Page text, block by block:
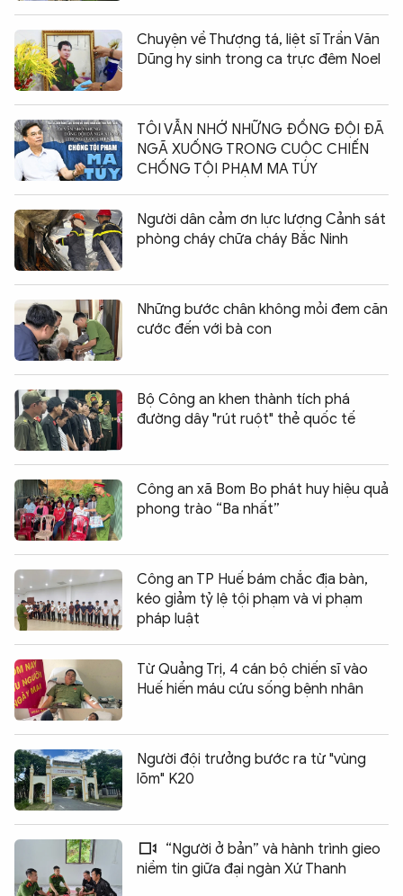
Chuyện về Thượng tá, liệt sĩ Trần Văn
Dũng hy sinh trong ca trực đêm Noel
TÔI VẪN NHỚ NHỮNG ĐỒNG ĐỘI ĐÃ
NGÃ XUỐNG TRONG CUỘC CHIẾN
CHỐNG TỘI PHẠM MA TÚY
Người dân cảm ơn lực lượng Cảnh sát
phòng cháy chữa cháy Bắc Ninh
Những bước chân không mỏi đem căn
cước đến với bà con
Bộ Công an khen thành tích phá
đường dây "rút ruột" thẻ quốc tế
Công an xã Bom Bo phát huy hiệu quả
phong trào “Ba nhất”
Công an TP Huế bám chắc địa bàn,
kéo giảm tỷ lệ tội phạm và vi phạm
pháp luật
Từ Quảng Trị, 4 cán bộ chiến sĩ vào
Huế hiến máu cứu sống bệnh nhân
Người đội trưởng bước ra từ "vùng
lõm" K20
“Người ở bản” và hành trình gieo
niềm tin giữa đại ngàn Xứ Thanh